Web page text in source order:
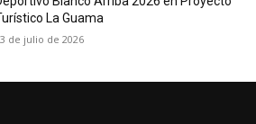
La Guama
de julio de 2026